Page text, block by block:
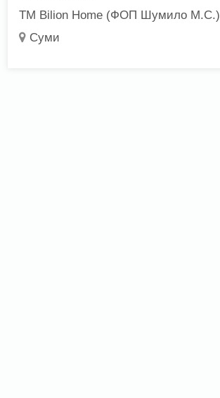
ТМ Bilion Home (ФОП Шумило М.С.)
Суми